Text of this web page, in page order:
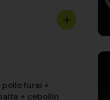
furai +
+ cebollín